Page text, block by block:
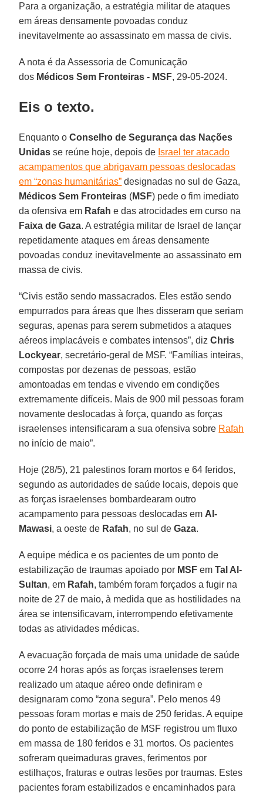
Para a organização, a estratégia militar de ataques
em áreas densamente povoadas conduz
inevitavelmente ao assassinato em massa de civis.
A nota é da Assessoria de Comunicação
dos Médicos Sem Fronteiras - MSF, 29-05-2024.
Eis o texto.
Enquanto oConselho de Segurança das Nações
Unidas se reúne hoje, depois de Israel ter atacado
acampamentos que abrigavam pessoas deslocadas
em “zonas humanitárias” designadas no sul de Gaza,
Médicos Sem Fronteiras (MSF) pede o fim imediato
da ofensiva em Rafah e das atrocidades em curso na
Faixa de Gaza. A estratégia militar de Israel de lançar
repetidamente ataques em áreas densamente
povoadas conduz inevitavelmente ao assassinato em
massa de civis.
“Civis estão sendo massacrados. Eles estão sendo
empurrados para áreas que lhes disseram que seriam
seguras, apenas para serem submetidos a ataques
aéreos implacáveis e combates intensos”, dizChris
Lockyear, secretário-geral de MSF. “Famílias inteiras,
compostas por dezenas de pessoas, estão
amontoadas em tendas e vivendo em condições
extremamente difíceis. Mais de 900 mil pessoas foram
novamente deslocadas à força, quando as forças
israelenses intensificaram a sua ofensiva sobre Rafah
no início de maio”.
Hoje (28/5), 21 palestinos foram mortos e 64 feridos,
segundo as autoridades de saúde locais, depois que
as forças israelenses bombardearam outro
acampamento para pessoas deslocadas em Al-
Mawasi, a oeste de Rafah, no sul deGaza.
A equipe médica e os pacientes de um ponto de
estabilização de traumas apoiado por MSF emTal Al-
Sultan, em Rafah, também foram forçados a fugir na
noite de 27 de maio, à medida que as hostilidades na
área se intensificavam, interrompendo efetivamente
todas as atividades médicas.
A evacuação forçada de mais uma unidade de saúde
ocorre 24 horas após as forças israelenses terem
realizado um ataque aéreo onde definiram e
designaram como “zona segura”. Pelo menos 49
pessoas foram mortas e mais de 250 feridas. A equipe
do ponto de estabilização de MSF registrou um fluxo
em massa de 180 feridos e 31 mortos. Os pacientes
sofreram queimaduras graves, ferimentos por
estilhaços, fraturas e outras lesões por traumas. Estes
pacientes foram estabilizados e encaminhados para